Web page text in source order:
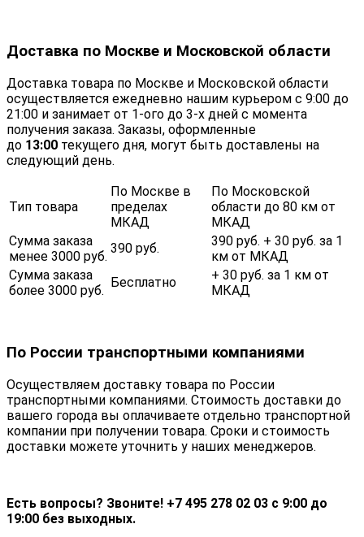
Доставка по Москве и Московской области
Доставка товара по Москве и Московской области
осуществляется ежедневно нашим курьером с 9:00 до
21:00 и занимает от 1-ого до 3-х дней с момента
получения заказа. Заказы, оформленные
до 13:00 текущего дня, могут быть доставлены на
следующий день.
Тип товара
По Москве в
пределах
МКАД
По Московской
области до 80 км от
МКАД
Сумма заказа
менее 3000 руб.
390 руб.
390 руб. + 30 руб. за 1
км от МКАД
Сумма заказа
более 3000 руб.
Бесплатно
+ 30 руб. за 1 км от
МКАД
По России транспортными компаниями
Осуществляем доставку товара по России
транспортными компаниями. Стоимость доставки до
вашего города вы оплачиваете отдельно транспортной
компании при получении товара. Сроки и стоимость
доставки можете уточнить у наших менеджеров.
Есть вопросы? Звоните! +7 495 278 02 03 с 9:00 до
19:00 без выходных.